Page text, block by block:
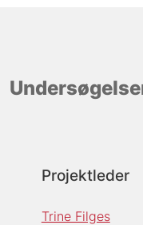
Projektleder
Trine Filges